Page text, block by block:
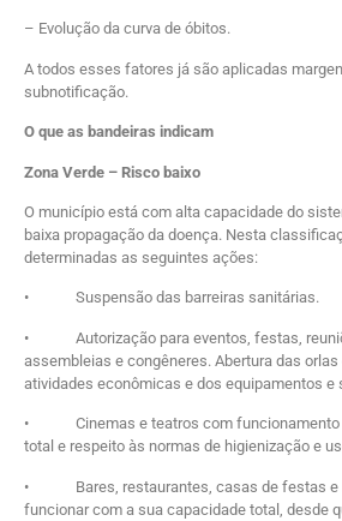
– Evolução da curva de óbitos.
A todos esses fatores já são aplicadas
subnotificação.
O que as bandeiras indicam
Zona Verde – Risco baixo
O município está com alta capacidade do
baixa propagação da doença. Nesta
determinadas as seguintes ações:
• Suspensão das barreiras sanitárias.
• Autorização para eventos, festas,
assembleias e congêneres. Abertura das
atividades econômicas e dos equipamentos e
• Cinemas e teatros com funcionamento
total e respeito às normas de higienização e
• Bares, restaurantes, casas de festas e
funcionar com a sua capacidade total, desde